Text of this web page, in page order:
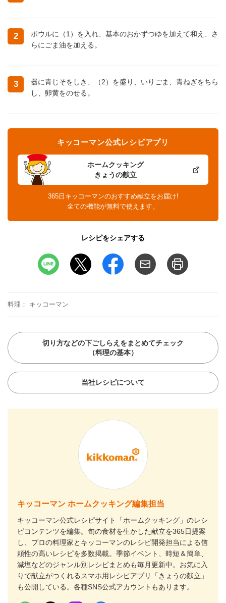
2
ボウルに（1）を入れ、基本のおかずつゆを加えて和え、さ
らにごま油を加える。
3
器に青じそをしき、（2）を盛り、いりごま、青ねぎをちら
し、卵黄をのせる。
ホームクッキング
きょうの献立
キッコーマン公式レシピアプリ
365日キッコーマンのおすすめ献立をお届け!
全ての機能が無料で使えます。
レシピをシェアする
料理 キッコーマン
切り方などの下ごしらえをまとめてチェック
（料理の基本）
当社レシピについて
キッコーマン ホームクッキング編集担当
キッコーマン公式レシピサイト「ホームクッキング」のレシ
ピコンテンツを編集。旬の食材を生かした献立を365日提案
し、プロの料理家とキッコーマンのレシピ開発担当による信
頼性の高いレシピを多数掲載。季節イベント、時短＆簡単、
減塩などのジャンル別レシピまとめも毎月更新中。お気に入
りで献立がつくれるスマホ用レシピアプリ「きょうの献立」
も公開している。各種SNS公式アカウントもあります。